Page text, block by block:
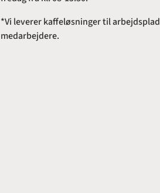
*Vi leverer kaffeløsninger til
medarbejdere.